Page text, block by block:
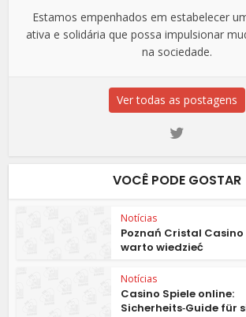
Estamos empenhados em estabelecer
ativa e solidária que possa impulsionar
na sociedade.
Ver todas as postagens
VOCÊ PODE GOSTAR
Notícias
Poznań Cristal Casino
warto wiedzieć
Notícias
Casino Spiele online:
Sicherheits‑Guide für